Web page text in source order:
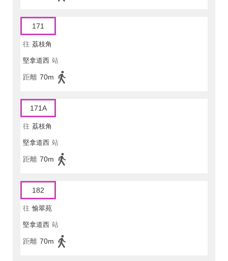
171
往 荔枝角
堅拿道西 站
距離 70m
171A
往 荔枝角
堅拿道西 站
距離 70m
182
往 愉翠苑
堅拿道西 站
距離 70m